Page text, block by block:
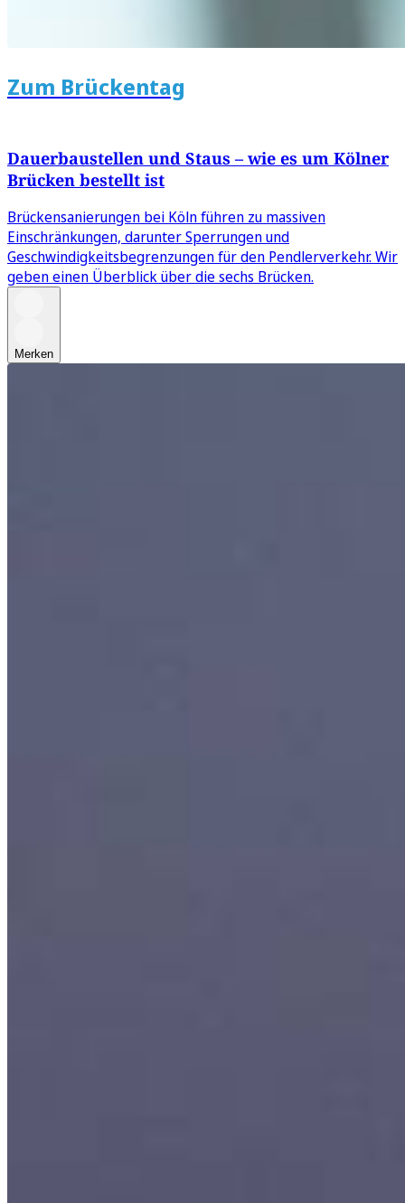
Zum Brückentag
Dauerbaustellen und Staus – wie es um Kölner
Brücken bestellt ist
Brückensanierungen bei Köln führen zu massiven
Einschränkungen, darunter Sperrungen und
Geschwindigkeitsbegrenzungen für den Pendlerverkehr. Wir
geben einen Überblick über die sechs Brücken.
Merken